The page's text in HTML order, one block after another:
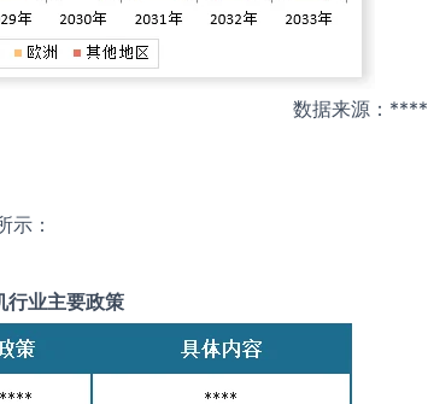
数据来源：****
示：
行业主要政策